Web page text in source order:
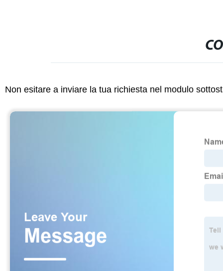
Non esitare a inviare la tua richiesta nel modulo